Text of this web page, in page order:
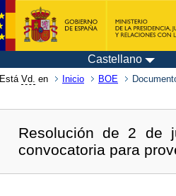
Castellano
Está Vd. en Inicio BOE
Resolución de 2 de
convocatoria para